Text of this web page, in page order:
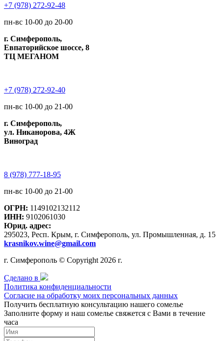
+7 (978) 272-92-48
пн-вс 10-00 до 20-00
г. Симферополь,
Евпаторийское шоссе, 8
ТЦ МЕГАНОМ
+7 (978) 272-92-40
пн-вс 10-00 до 21-00
г. Симферополь,
ул. Никанорова, 4Ж
Виноград
8 (978) 777-18-95
пн-вс 10-00 до 21-00
ОГРН: 1149102132112
ИНН: 9102061030
Юрид. адрес:
295023, Респ. Крым, г. Симферополь, ул. Промышленная, д. 15
krasnikov.wine@gmail.com
г. Симферополь © Copyright 2026 г.
Сделано в
Политика конфиденциальности
Согласие на обработку моих персональных данных
Получить бесплатную консультацию нашего сомелье
Заполните форму и наш сомелье свяжется с Вами в течение
часа